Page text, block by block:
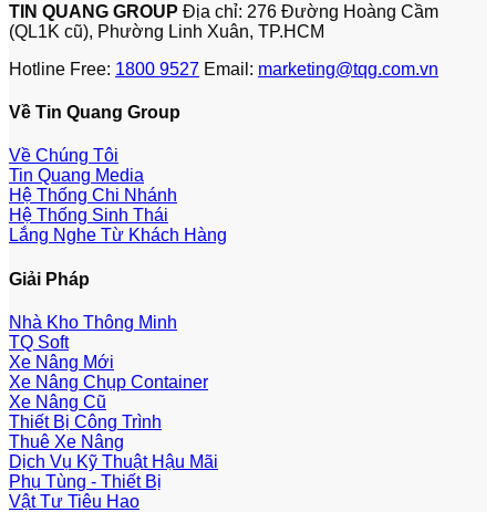
TIN QUANG GROUP Địa chỉ: 276 Đường Hoàng Cầm
(QL1K cũ), Phường Linh Xuân, TP.HCM
Hotline Free: 1800 9527 Email: marketing@tqg.com.vn
Về Tin Quang Group
Về Chúng Tôi
Tin Quang Media
Hệ Thống Chi Nhánh
Hệ Thống Sinh Thái
Lắng Nghe Từ Khách Hàng
Giải Pháp
Nhà Kho Thông Minh
TQ Soft
Xe Nâng Mới
Xe Nâng Chụp Container
Xe Nâng Cũ
Thiết Bị Công Trình
Thuê Xe Nâng
Dịch Vụ Kỹ Thuật Hậu Mãi
Phụ Tùng - Thiết Bị
Vật Tư Tiêu Hao